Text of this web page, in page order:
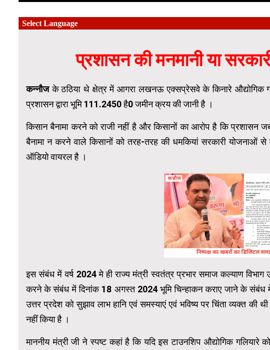
प्रशासन की मनमानी या
कन्नौजके ठठिया थे क्षेत्र में आगरा लखनऊ एक्सप्रेसवे के किनारे औद्योगिक
प्रशासन द्वारा भूमि 111.2450 है0 जमीन क्रय की जानी है ।
किसान बैनामा करने को राजी नहीं है और किसानों का आरोप है कि प्रशासन
बैनामा न करने वाले किसानों को तरह-तरह की धमकियां सरकारी योजनाओं
ऑडियो वायरल है ।
इस संबंध में वर्ष 2024 मे ही राज्य मंत्री स्वतंत्र प्रभार समाज कल्याण विभाग
करने के संबंध में दिनांक 18 अगस्त 2024 भूमि चिन्हाकन कराए जाने के संबंध
उत्तर प्रदेश को सुझाव लाभ हानि एवं समस्याएं एवं भविष्य पर चिंता व्यक्त की
नहीं किया है ।
माननीय मंत्री जी ने स्पष्ट कहां है कि यदि इस टाउनशिप औद्योगिक गलियारे